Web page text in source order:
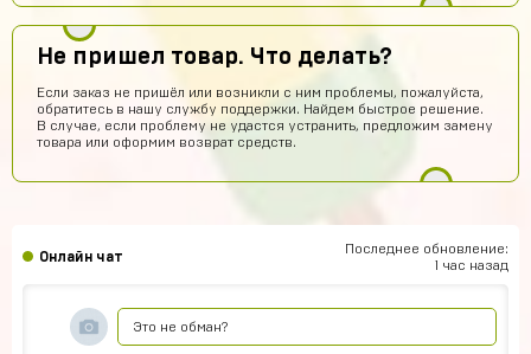
Не пришел товар. Что делать?
Если заказ не пришёл или возникли с ним проблемы, пожалуйста,
обратитесь в нашу службу поддержки. Найдем быстрое решение.
В случае, если проблему не удастся устранить, предложим замену
товара или оформим возврат средств.
Онлайн чат
Последнее обновление:
1 час назад
ЕК
Егор Карачев 6 часов назад
Топ сайт!
dranik 6 часов назад
спс
Всё прекрасно робит аккаунт топчик))
Это не обман?